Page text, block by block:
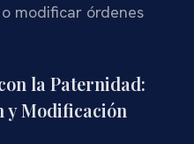
modificar órdenes
la Paternidad:
y Modificación